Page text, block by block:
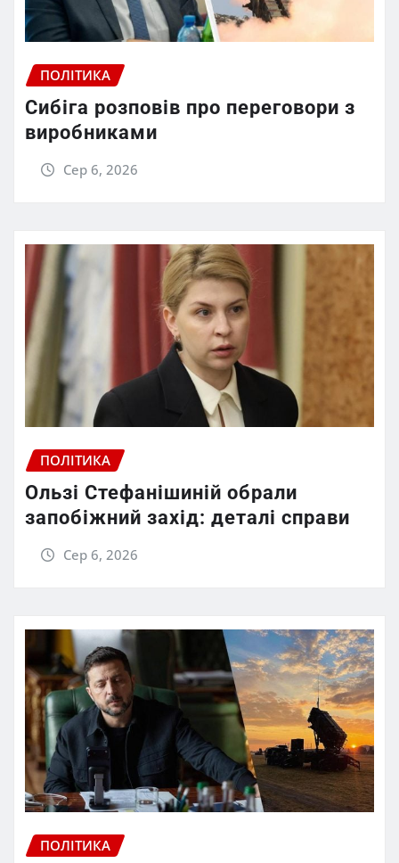
ПОЛІТИКА
Сибіга розповів про переговори з
виробниками
Сер 6, 2026
ПОЛІТИКА
Ользі Стефанішиній обрали
запобіжний захід: деталі справи
Сер 6, 2026
ПОЛІТИКА